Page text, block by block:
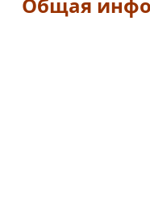
Общая